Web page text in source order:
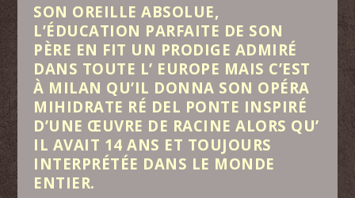
SON OREILLE ABSOLUE,
L’ÉDUCATION PARFAITE DE SON
PÈRE EN FIT UN PRODIGE ADMIRÉ
DANS TOUTE L’ EUROPE MAIS C’EST
À MILAN QU’IL DONNA SON OPÉRA
MIHIDRATE RÉ DEL PONTE INSPIRÉ
D’UNE ŒUVRE DE RACINE ALORS QU’
IL AVAIT 14 ANS ET TOUJOURS
INTERPRÉTÉE DANS LE MONDE
ENTIER.